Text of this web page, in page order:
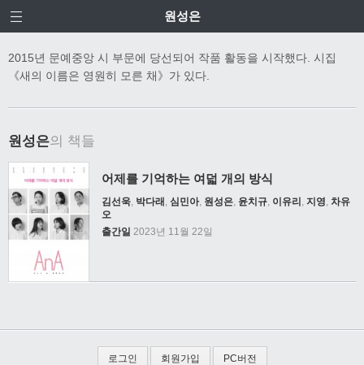
원성은
2015년 문예중앙 시 부문에 당선되어 작품 활동을 시작했다. 시집
《새의 이름은 영원히 모른 채》가 있다.
원성은의 책들
어제를 기억하는 여덟 개의 방식
김선욱, 박다래 , 심민아, 원성은, 윤치규, 이유리 , 지영, 차유
오
출간일 2023년 11월 22일
로그인 회원가입 PC버전